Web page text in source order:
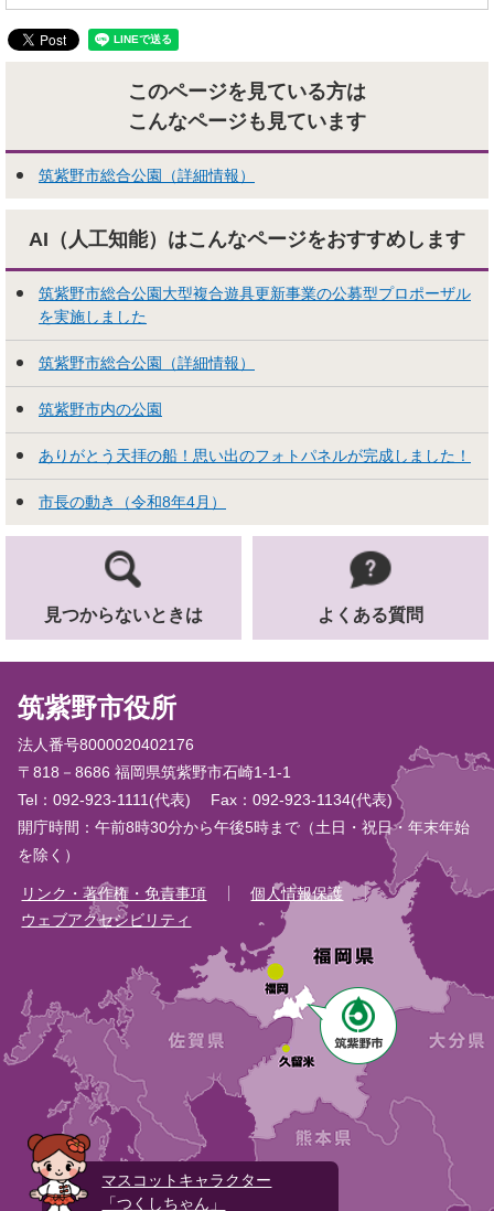
このページを見ている方は
こんなページも見ています
筑紫野市総合公園（詳細情報）
AI（人工知能）はこんなページをおすすめします
筑紫野市総合公園大型複合遊具更新事業の公募型プロポーザル
を実施しました
筑紫野市総合公園（詳細情報）
筑紫野市内の公園
ありがとう天拝の船！思い出のフォトパネルが完成しました！
市長の動き（令和8年4月）
見つからないときは よくある質問
筑紫野市役所
法人番号8000020402176
〒818－8686 福岡県筑紫野市石崎1-1-1
Tel：092-923-1111(代表)
Fax：092-923-1134(代表)
開庁時間：午前8時30分から午後5時まで（土日・祝日・年末年始
を除く）
リンク・著作権・免責事項
個人情報保護
ウェブアクセシビリティ
マスコットキャラクター
「つくしちゃん」